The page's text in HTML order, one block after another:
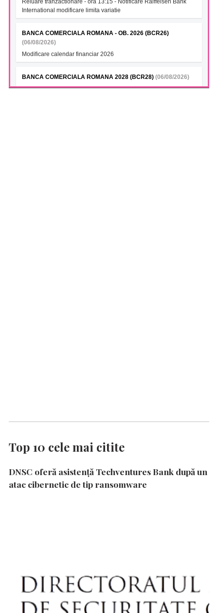
Reluare tranzactionare - ora 13:15 - Notificare Raiffeisen Bank
International modificare limita variatie
BANCA COMERCIALA ROMANA - OB. 2026 (BCR26)
(06/08/2026)
Modificare calendar financiar 2026
BANCA COMERCIALA ROMANA 2028 (BCR28) (06/08/2026)
Modificare calendar financiar 2026
Top 10 cele mai citite
DNSC oferă asistență Techventures Bank după un
atac cibernetic de tip ransomware